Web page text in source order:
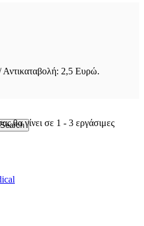
Search
2,5 Ευρώ.
θα γίνει σε 1 - 3 εργάσιμες